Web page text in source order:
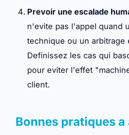
Prevoir une escalade
n'evite pas l'appel quand
technique ou un arbitrage
Definissez les cas qui
pour eviter l'effet
client.
Bonnes pratiques